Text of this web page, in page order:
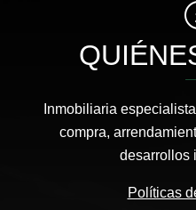
Inmobiliaria
compra,
desarrollos
Políticas